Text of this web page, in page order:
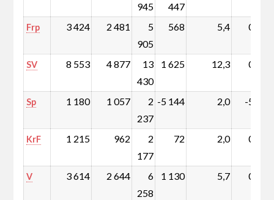
945
447
Frp 3 424 2 481
5
905
568 5,4 0,3
SV 8 553 4 877
13
430
1 625 12,3 0,9
Sp 1 180 1 057
2
237
-5 144 2,0 -5,0
KrF 1 215 962
2
177
72 2,0 0,0
V 3 614 2 644
6
258
1 130 5,7 0,8